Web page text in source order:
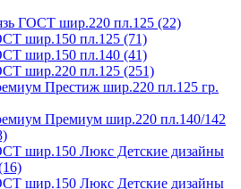
ГОСТ шир.220 пл.125 (22)
шир.150 пл.125 (71)
шир.150 пл.140 (41)
шир.220 пл.125 (251)
Престиж шир.220 пл.125 гр.
Премиум шир.220 пл.140/142
шир.150 Люкс Детские дизайны
шир.150 Люкс Детские дизайны